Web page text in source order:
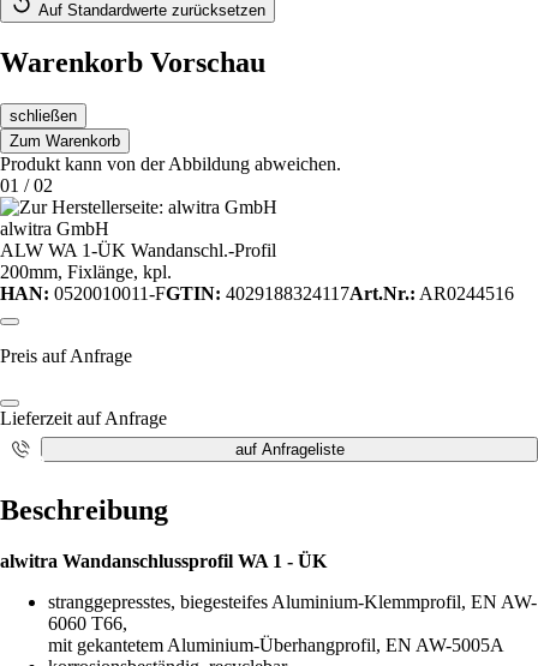
Auf Standardwerte zurücksetzen
Warenkorb Vorschau
schließen
Zum Warenkorb
Produkt kann von der Abbildung abweichen.
01 /02
alwitra GmbH
ALW WA 1-ÜK Wandanschl.-Profil
200mm, Fixlänge, kpl.
HAN: 0520010011-FGTIN: 4029188324117Art.Nr.: AR0244516
Preis auf Anfrage
Lieferzeit auf Anfrage
auf Anfrageliste
Beschreibung
alwitra Wandanschlussprofil WA 1 - ÜK
stranggepresstes, biegesteifes Aluminium-Klemmprofil, EN AW-
6060 T66,
mit gekantetem Aluminium-Überhangprofil, EN AW-5005A